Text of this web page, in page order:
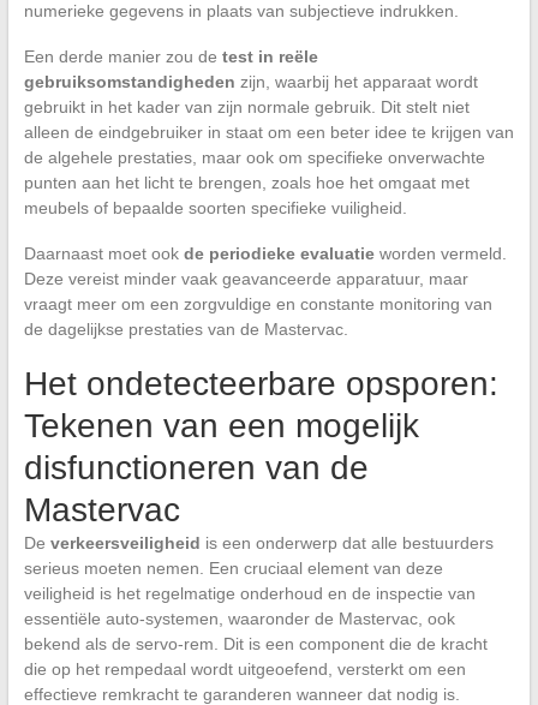
numerieke gegevens in plaats van subjectieve indrukken.
Een derde manier zou de test in reële
gebruiksomstandigheden zijn, waarbij het apparaat wordt
gebruikt in het kader van zijn normale gebruik. Dit stelt niet
alleen de eindgebruiker in staat om een beter idee te krijgen van
de algehele prestaties, maar ook om specifieke onverwachte
punten aan het licht te brengen, zoals hoe het omgaat met
meubels of bepaalde soorten specifieke vuiligheid.
Daarnaast moet ook de periodieke evaluatieworden vermeld.
Deze vereist minder vaak geavanceerde apparatuur, maar
vraagt meer om een zorgvuldige en constante monitoring van
de dagelijkse prestaties van de Mastervac.
Het ondetecteerbare opsporen:
Tekenen van een mogelijk
disfunctioneren van de
Mastervac
De verkeersveiligheid is een onderwerp dat alle bestuurders
serieus moeten nemen. Een cruciaal element van deze
veiligheid is het regelmatige onderhoud en de inspectie van
essentiële auto-systemen, waaronder de Mastervac, ook
bekend als de servo-rem. Dit is een component die de kracht
die op het rempedaal wordt uitgeoefend, versterkt om een
effectieve remkracht te garanderen wanneer dat nodig is.